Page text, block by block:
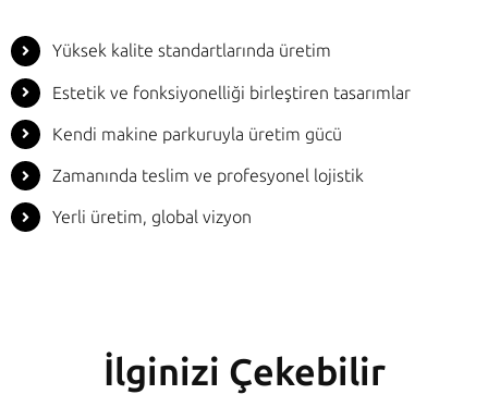
Yüksek kalite standartlarında üretim
Estetik ve fonksiyonelliği birleştiren tasarımlar
Kendi makine parkuruyla üretim gücü
Zamanında teslim ve profesyonel lojistik
Yerli üretim, global vizyon
İlginizi Çekebilir